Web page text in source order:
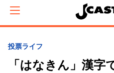
投票ライフ
「はなきん」漢